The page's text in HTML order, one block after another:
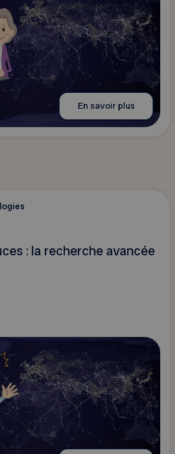
En savoir plus
: la recherche avancée